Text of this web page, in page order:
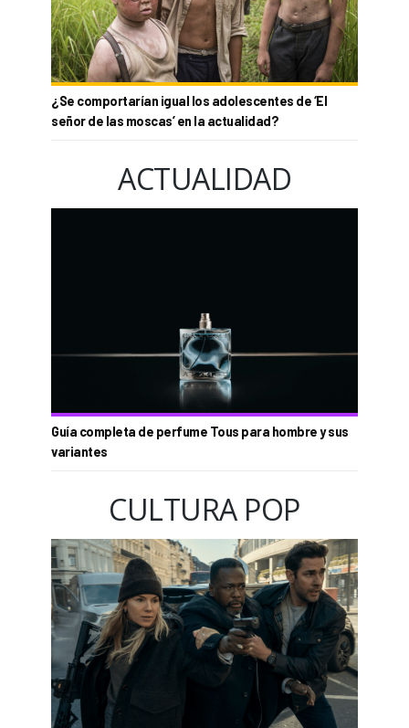
¿Se comportarían igual los adolescentes de ‘El
señor de las moscas’ en la actualidad?
ACTUALIDAD
Guía completa de perfume Tous para hombre y sus
variantes
CULTURA POP